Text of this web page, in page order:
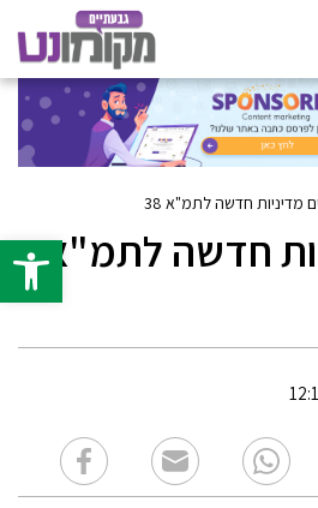
פתח
מדיניות חדשה לתמ"א 38
חדשה לתמ"א